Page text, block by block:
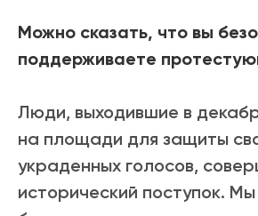
Можно сказать, что вы
поддерживаете
Люди, выходившие в
на площади для защиты
украденных голосов,
исторический поступок. Мы